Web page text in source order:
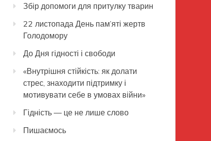
Збір допомоги для притулку тварин
22 листопада День пам’яті жертв
Голодомору
До Дня гідності і свободи
«Внутрішня стійкість: як долати
стрес, знаходити підтримку і
мотивувати себе в умовах війни»
Гідність — це не лише слово
Пишаємось